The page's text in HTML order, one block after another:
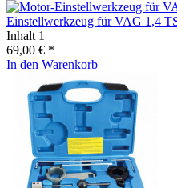
Einstellwerkzeug für VAG 1,4
Inhalt 1
69,00 € *
In den Warenkorb